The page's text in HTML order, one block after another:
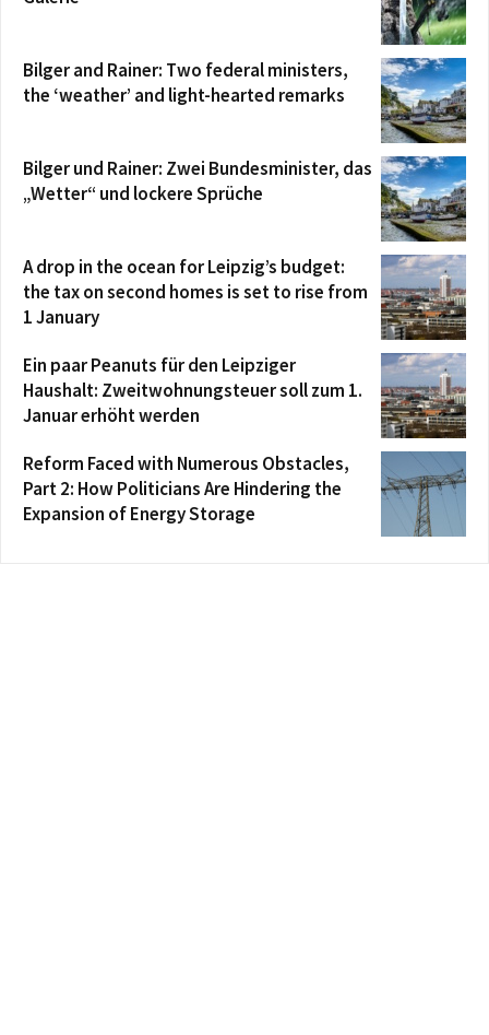
Bilger and Rainer: Two federal ministers,
the ‘weather’ and light-hearted remarks
Bilger und Rainer: Zwei Bundesminister, das
„Wetter“ und lockere Sprüche
A drop in the ocean for Leipzig’s budget:
the tax on second homes is set to rise from
1 January
Ein paar Peanuts für den Leipziger
Haushalt: Zweitwohnungsteuer soll zum 1.
Januar erhöht werden
Reform Faced with Numerous Obstacles,
Part 2: How Politicians Are Hindering the
Expansion of Energy Storage